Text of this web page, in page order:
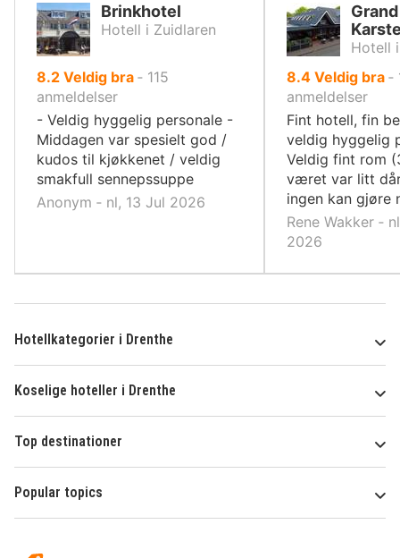
Brinkhotel
Hotell i Zuidlaren
8.2 av
10,
Veldig bra ‐ 115
anmeldelser
- Veldig hyggelig personale -
Middagen var spesielt god /
kudos til kjøkkenet / veldig
smakfull sennepssuppe
Anonym ‐ nl, 13 Jul 2026
Hotell
8.4av
10,
Veldig bra ‐
anmeldelser
Fint hotell, fin
veldig hyggelig
Veldig fint rom
været var litt
ingen kan gjøre
Rene Wakker ‐
2026
Hotellkategorier i Drenthe
Koselige hoteller i Drenthe
Top destinationer
Popular topics
Hotelspecials